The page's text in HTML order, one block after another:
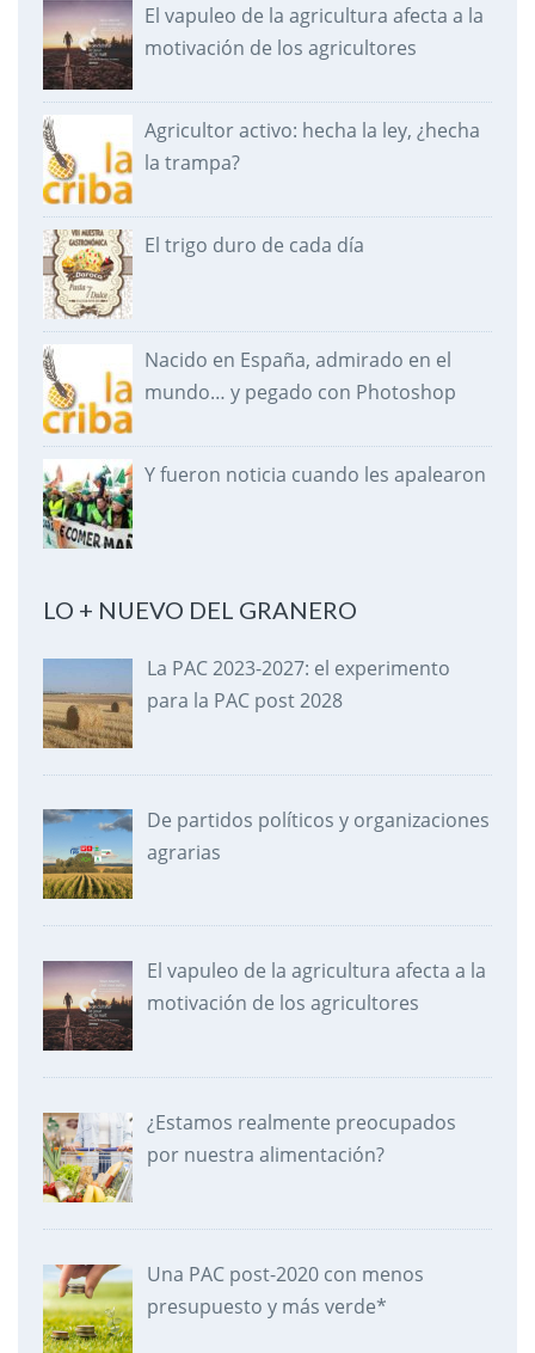
El vapuleo de la agricultura afecta a la
motivación de los agricultores
Agricultor activo: hecha la ley, ¿hecha
la trampa?
El trigo duro de cada día
Nacido en España, admirado en el
mundo… y pegado con Photoshop
Y fueron noticia cuando les apalearon
LO + NUEVO DEL GRANERO
La PAC 2023-2027: el experimento
para la PAC post 2028
De partidos políticos y organizaciones
agrarias
El vapuleo de la agricultura afecta a la
motivación de los agricultores
¿Estamos realmente preocupados
por nuestra alimentación?
Una PAC post-2020 con menos
presupuesto y más verde*